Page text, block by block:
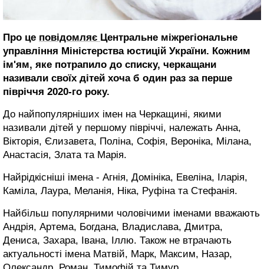
Про це повідомляє Центральне міжрегіональне
управління Міністерства юстицій України. Кожним
ім'ям, яке потрапило до списку, черкащани
називали своїх дітей хоча б один раз за перше
півріччя 2020-го року.
До найпопулярніших імен на Черкащині, якими
називали дітей у першому півріччі, належать Анна,
Вікторія, Єлизавета, Поліна, Софія, Вероніка, Мілана,
Анастасія, Злата та Марія.
Найрідкісніші імена - Агнія, Домініка, Евеліна, Іларія,
Каміла, Лаура, Меланія, Ніка, Руфіна та Стефанія.
Найбільш популярними чоловічими іменами вважають
Андрія, Артема, Богдана, Владислава, Дмитра,
Дениса, Захара, Івана, Іллю. Також не втрачають
актуальності імена Матвій, Марк, Максим, Назар,